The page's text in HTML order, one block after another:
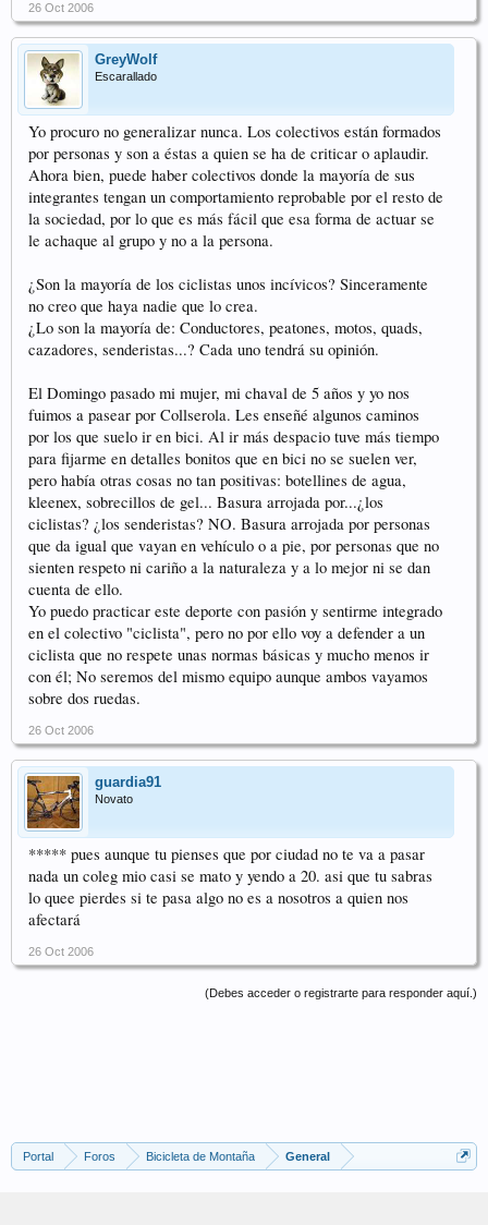
26 Oct 2006
GreyWolf
Escarallado
Yo procuro no generalizar nunca. Los colectivos están formados
por personas y son a éstas a quien se ha de criticar o aplaudir.
Ahora bien, puede haber colectivos donde la mayoría de sus
integrantes tengan un comportamiento reprobable por el resto de
la sociedad, por lo que es más fácil que esa forma de actuar se
le achaque al grupo y no a la persona.
¿Son la mayoría de los ciclistas unos incívicos? Sinceramente
no creo que haya nadie que lo crea.
¿Lo son la mayoría de: Conductores, peatones, motos, quads,
cazadores, senderistas...? Cada uno tendrá su opinión.
El Domingo pasado mi mujer, mi chaval de 5 años y yo nos
fuimos a pasear por Collserola. Les enseñé algunos caminos
por los que suelo ir en bici. Al ir más despacio tuve más tiempo
para fijarme en detalles bonitos que en bici no se suelen ver,
pero había otras cosas no tan positivas: botellines de agua,
kleenex, sobrecillos de gel... Basura arrojada por...¿los
ciclistas? ¿los senderistas? NO. Basura arrojada por personas
que da igual que vayan en vehículo o a pie, por personas que no
sienten respeto ni cariño a la naturaleza y a lo mejor ni se dan
cuenta de ello.
Yo puedo practicar este deporte con pasión y sentirme integrado
en el colectivo "ciclista", pero no por ello voy a defender a un
ciclista que no respete unas normas básicas y mucho menos ir
con él; No seremos del mismo equipo aunque ambos vayamos
sobre dos ruedas.
26 Oct 2006
guardia91
Novato
***** pues aunque tu pienses que por ciudad no te va a pasar
nada un coleg mio casi se mato y yendo a 20. asi que tu sabras
lo quee pierdes si te pasa algo no es a nosotros a quien nos
afectará
26 Oct 2006
(Debes acceder o registrarte para responder aquí.)
Portal Foros Bicicleta de Montaña General